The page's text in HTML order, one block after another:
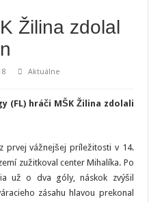
Žilina zdolal
Aktuálne
(FL) hráči MŠK Žilina zdolali
prvej vážnejšej príležitosti v 14.
zužitkoval center Mihalíka. Po
už o dva góly, náskok zvýšil
zásahu hlavou prekonal